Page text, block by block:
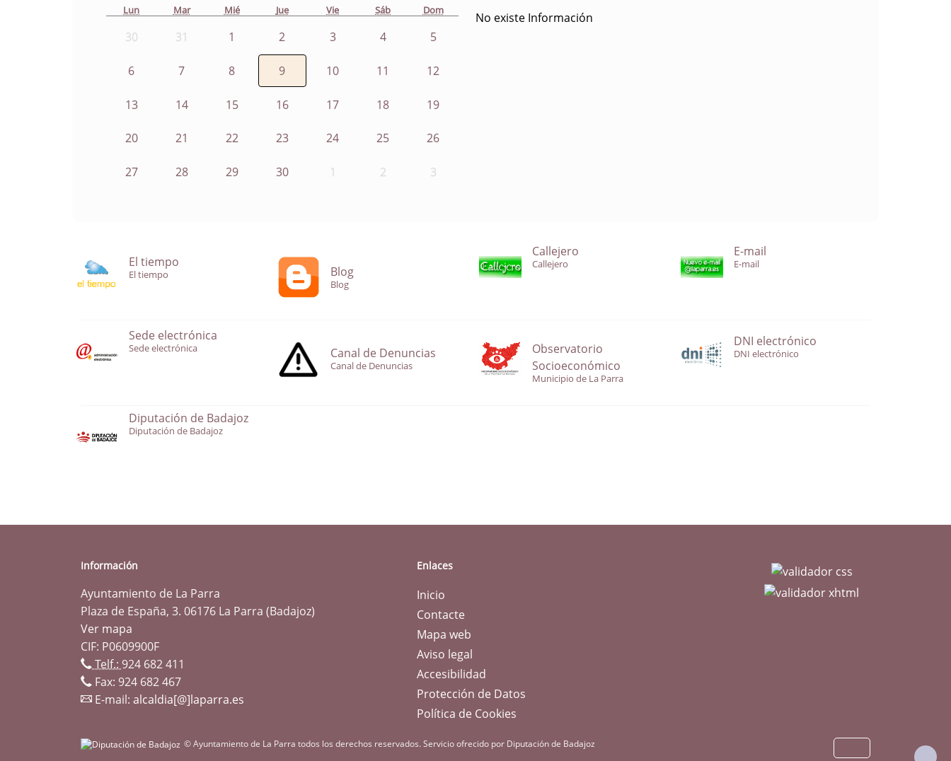
Lun Mar Mié Jue Vie Sáb Dom
30 31 1 2 3 4 5
6 7 8 9 10 11 12
13 14 15 16 17 18 19
20 21 22 23 24 25 26
27 28 29 30 1 2 3
No existe Información
El tiempo
El tiempo Blog
Blog
Callejero
Callejero
E-mail
E-mail
Sede electrónica
Sede electrónica Canal de Denuncias
Canal de Denuncias
Observatorio
Socioeconómico
Municipio de La Parra
DNI electrónico
DNI electrónico
Diputación de Badajoz
Diputación de Badajoz
Información
Ayuntamiento de La Parra
Plaza de España, 3. 06176 La Parra (Badajoz)
Ver mapa
CIF: P0609900F
Telf.:924 682 411
Fax: 924 682 467
E-mail: alcaldia[@]laparra.es
Enlaces
Inicio
Contacte
Mapa web
Aviso legal
Accesibilidad
Protección de Datos
Política de Cookies
© Ayuntamiento de La Parra todos los derechos reservados.Servicio ofrecido por Diputación de Badajoz